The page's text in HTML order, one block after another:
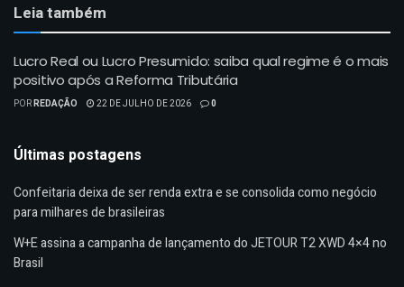
Leia também
Lucro Real ou Lucro Presumido: saiba qual regime é o mais
positivo após a Reforma Tributária
PORREDAÇÃO 22 DE JULHO DE 2026 0
Últimas postagens
Confeitaria deixa de ser renda extra e se consolida como negócio
para milhares de brasileiras
W+E assina a campanha de lançamento do JETOUR T2 XWD 4×4 no
Brasil